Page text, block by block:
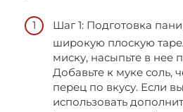
Шаг 1: Подготовка
широкую плоскую
миску, насыпьте в нее
Добавьте к муке соль,
перец по вкусу. Если
использовать